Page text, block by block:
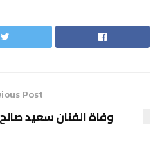
Post
وفاة الفنان سعيد